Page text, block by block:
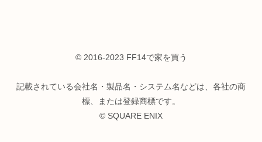
© 2016-2023 FF14で家を買う
記載されている会社名・製品名・システム名などは、各社の商
標、または登録商標です。
© SQUARE ENIX